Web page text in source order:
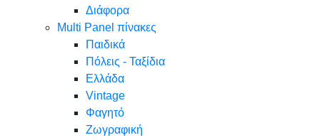
Διάφορα
Multi Panel πίνακες
Παιδικά
Πόλεις - Ταξίδια
Ελλάδα
Vintage
Φαγητό
Ζωγραφική